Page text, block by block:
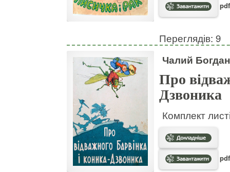
Переглядів: 9
Чалий
Про
Дзвоника
Комплект